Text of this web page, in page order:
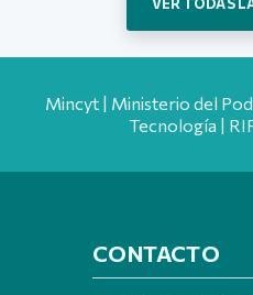
Mincyt | Ministerio del
Tecnología |
CONTACTO